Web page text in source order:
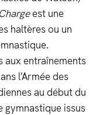
est une
haltères ou un
aux entraînements
l’Armée des
au début du
gymnastique issus